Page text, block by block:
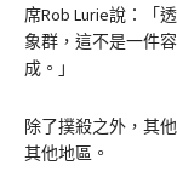
席Rob Lurie說：「
象群，這不是一件
成。」
除了撲殺之外，其
其他地區。